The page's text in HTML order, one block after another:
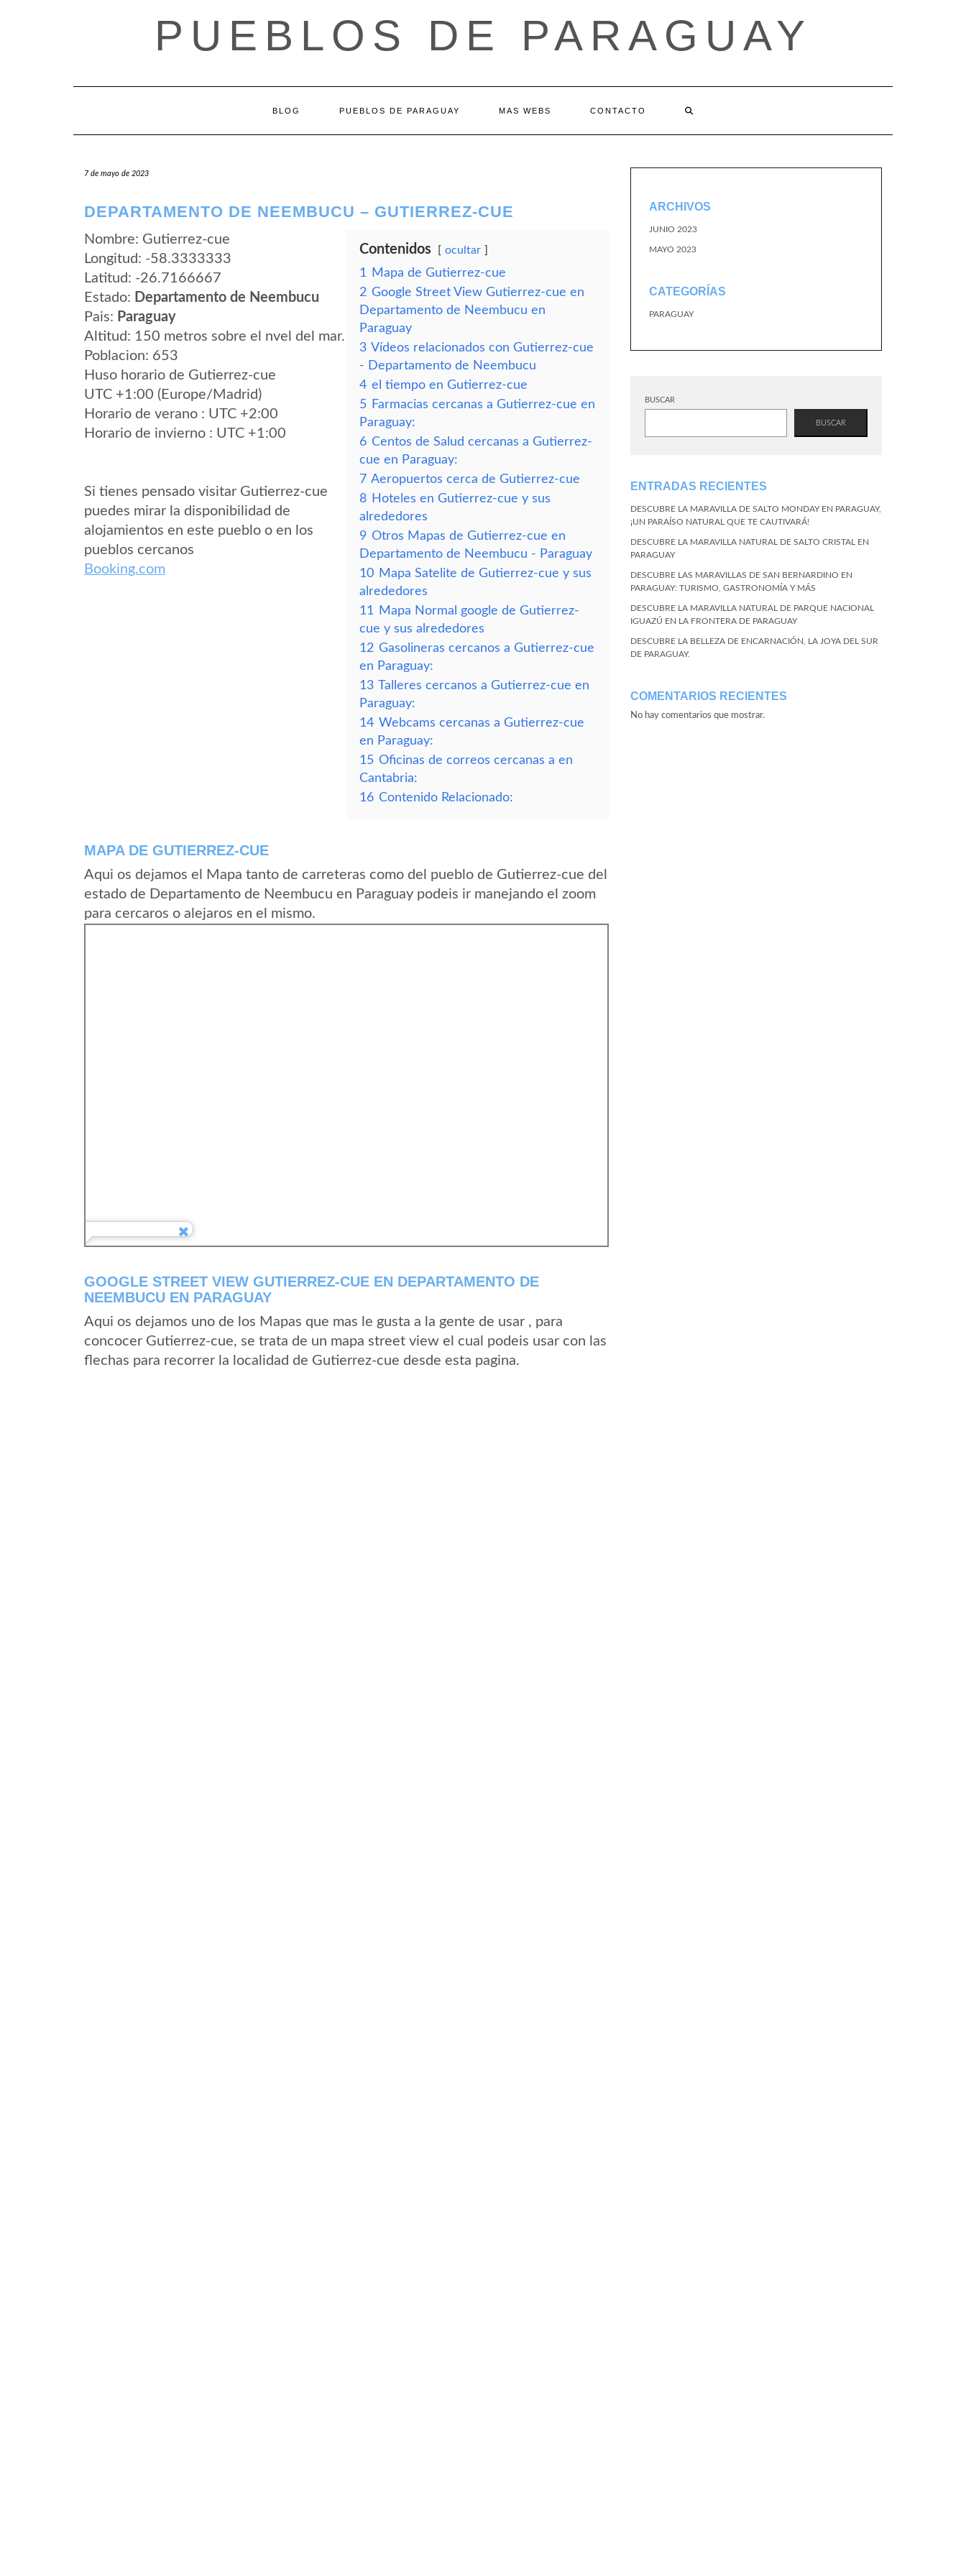
PUEBLOS DE PARAGUAY
BLOG PUEBLOS DE PARAGUAY MAS WEBS CONTACTO
7 de mayo de 2023
DEPARTAMENTO DE NEEMBUCU – GUTIERREZ-CUE
Nombre: Gutierrez-cue
Longitud: -58.3333333
Latitud: -26.7166667
Estado: Departamento de Neembucu
Pais: Paraguay
Altitud: 150 metros sobre el nvel del mar.
Poblacion: 653
Huso horario de Gutierrez-cue
UTC +1:00 (Europe/Madrid)
Horario de verano : UTC +2:00
Horario de invierno : UTC +1:00
Si tienes pensado visitar Gutierrez-cue
puedes mirar la disponibilidad de
alojamientos en este pueblo o en los
pueblos cercanos
Booking.com
Contenidos ocultar
1
Mapa de Gutierrez-cue
2 Google Street View Gutierrez-cue en
Departamento de Neembucu en
Paraguay
3 Vídeos relacionados con Gutierrez-cue
- Departamento de Neembucu
4 el tiempo en Gutierrez-cue
5 Farmacias cercanas a Gutierrez-cue en
Paraguay:
6 Centos de Salud cercanas a Gutierrez-
cue en Paraguay:
7 Aeropuertos cerca de Gutierrez-cue
8 Hoteles en Gutierrez-cue y sus
alrededores
9 Otros Mapas de Gutierrez-cue en
Departamento de Neembucu - Paraguay
10 Mapa Satelite de Gutierrez-cue y sus
alrededores
11
Mapa Normal google de Gutierrez-
cue y sus alrededores
12 Gasolineras cercanos a Gutierrez-cue
en Paraguay:
13 Talleres cercanos a Gutierrez-cue en
Paraguay:
14 Webcams cercanas a Gutierrez-cue
en Paraguay:
15 Oficinas de correos cercanas a en
Cantabria:
16 Contenido Relacionado:
MAPA DE GUTIERREZ-CUE
Aqui os dejamos el Mapa tanto de carreteras como del pueblo de Gutierrez-cue del
estado de Departamento de Neembucu en Paraguay podeis ir manejando el zoom
para cercaros o alejaros en el mismo.
GOOGLE STREET VIEW GUTIERREZ-CUE EN DEPARTAMENTO DE
NEEMBUCU EN PARAGUAY
Aqui os dejamos uno de los Mapas que mas le gusta a la gente de usar , para
concocer Gutierrez-cue, se trata de un mapa street view el cual podeis usar con las
flechas para recorrer la localidad de Gutierrez-cue desde esta pagina.
ARCHIVOS
JUNIO 2023
MAYO 2023
CATEGORÍAS
PARAGUAY
BUSCAR
BUSCAR
ENTRADAS RECIENTES
DESCUBRE LA MARAVILLA DE SALTO MONDAY EN PARAGUAY,
¡UN PARAÍSO NATURAL QUE TE CAUTIVARÁ!
DESCUBRE LA MARAVILLA NATURAL DE SALTO CRISTAL EN
PARAGUAY
DESCUBRE LAS MARAVILLAS DE SAN BERNARDINO EN
PARAGUAY: TURISMO, GASTRONOMÍA Y MÁS
DESCUBRE LA MARAVILLA NATURAL DE PARQUE NACIONAL
IGUAZÚ EN LA FRONTERA DE PARAGUAY
DESCUBRE LA BELLEZA DE ENCARNACIÓN, LA JOYA DEL SUR
DE PARAGUAY.
COMENTARIOS RECIENTES
No hay comentarios que mostrar.